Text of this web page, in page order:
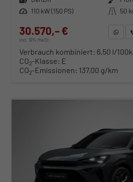
Leistung 110 kW (150 PS) Kilometerstand 50
30.570,– €
incl. 19% MwSt.
Verbrauch kombiniert: 6,50 l/
CO2-Klasse: E
CO2-Emissionen: 137,00 g/km